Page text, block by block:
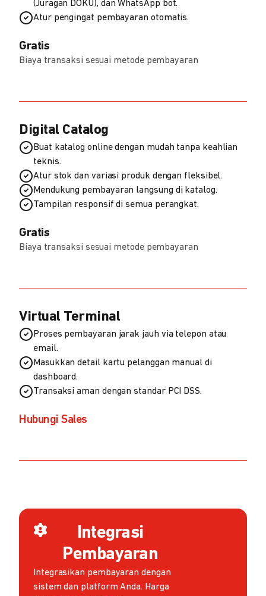
(Juragan DOKU), dan WhatsApp bot.
Atur pengingat pembayaran otomatis.
Gratis
Biaya transaksi sesuai metode pembayaran
Digital Catalog
Buat katalog online dengan mudah tanpa keahlian
teknis.
Atur stok dan variasi produk dengan fleksibel.
Mendukung pembayaran langsung di katalog.
Tampilan responsif di semua perangkat.
Gratis
Biaya transaksi sesuai metode pembayaran
Virtual Terminal
Proses pembayaran jarak jauh via telepon atau
email.
Masukkan detail kartu pelanggan manual di
dashboard.
Transaksi aman dengan standar PCI DSS.
Hubungi Sales
Integrasi
Pembayaran
Integrasikan pembayaran dengan
sistem dan platform Anda. Harga